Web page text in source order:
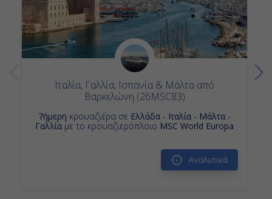
Ιταλία, Γαλλία, Ισπανία & Μάλτα από
Βαρκελώνη (26MSC83)
7ήμερη κρουαζιέρα σε Ελλάδα - Ιταλία - Μάλτα -
Γαλλία με το κρουαζιερόπλοιο MSC World Europa
Αναλυτικά